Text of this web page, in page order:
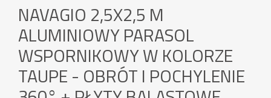
NAVAGIO 2,5X2,5 M
ALUMINIOWY PARASOL
WSPORNIKOWY W KOLORZE
TAUPE - OBRÓT I POCHYLENIE